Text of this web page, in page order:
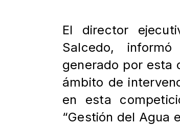
El director
Salcedo,
generado por esta
ámbito de
en esta
“Gestión del Agua